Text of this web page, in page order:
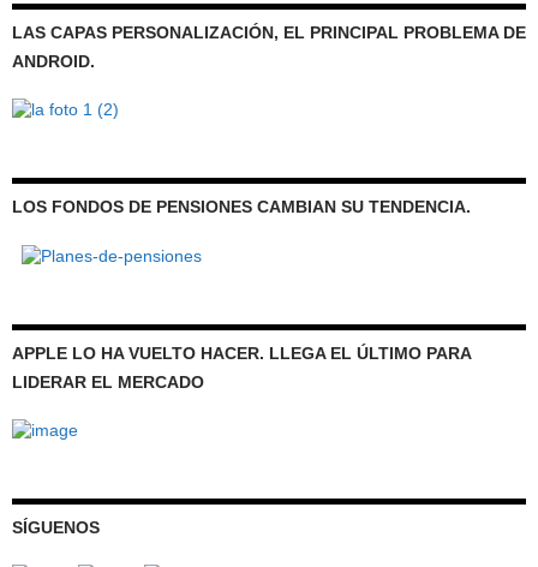
LAS CAPAS PERSONALIZACIÓN, EL PRINCIPAL PROBLEMA DE
ANDROID.
LOS FONDOS DE PENSIONES CAMBIAN SU TENDENCIA.
APPLE LO HA VUELTO HACER. LLEGA EL ÚLTIMO PARA
LIDERAR EL MERCADO
SÍGUENOS